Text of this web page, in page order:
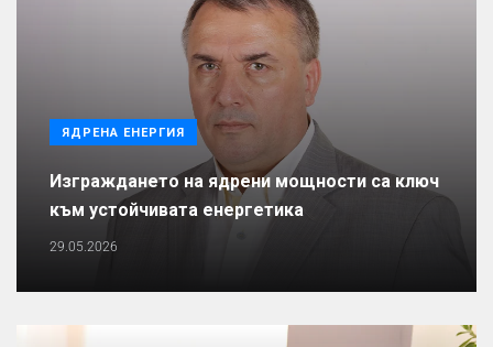
ЯДРЕНА ЕНЕРГИЯ
Изграждането на ядрени мощности са ключ
към устойчивата енергетика
29.05.2026